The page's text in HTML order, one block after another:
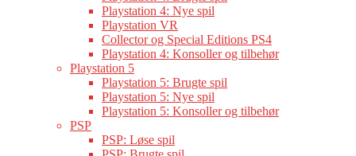
Playstation 4: Nye spil
Playstation VR
Collector og Special Editions PS4
Playstation 4: Konsoller og tilbehør
Playstation 5
Playstation 5: Brugte spil
Playstation 5: Nye spil
Playstation 5: Konsoller og tilbehør
PSP
PSP: Løse spil